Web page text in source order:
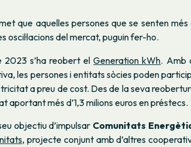
que aquelles persones que se senten
oscil·lacions del mercat, puguin fer-ho.
2023 s’ha reobert elGeneration kWh. Amb
les persones i entitats sòcies poden
a preu de cost. Des de la seva
aportant més d’1,3 milions euros en préstecs.
objectiu d’impulsar Comunitats
, projecte conjunt amb d’altres